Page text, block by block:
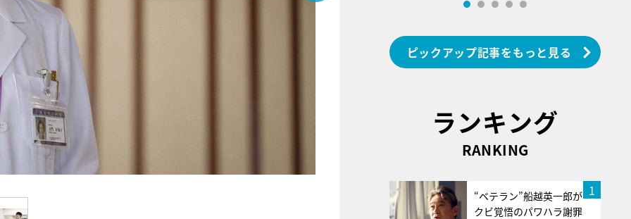
ピックアップ記事をもっと見る
ランキング
RANKING
1
“ベテラン”船越英一郎が
クビ覚悟のパワハラ謝罪